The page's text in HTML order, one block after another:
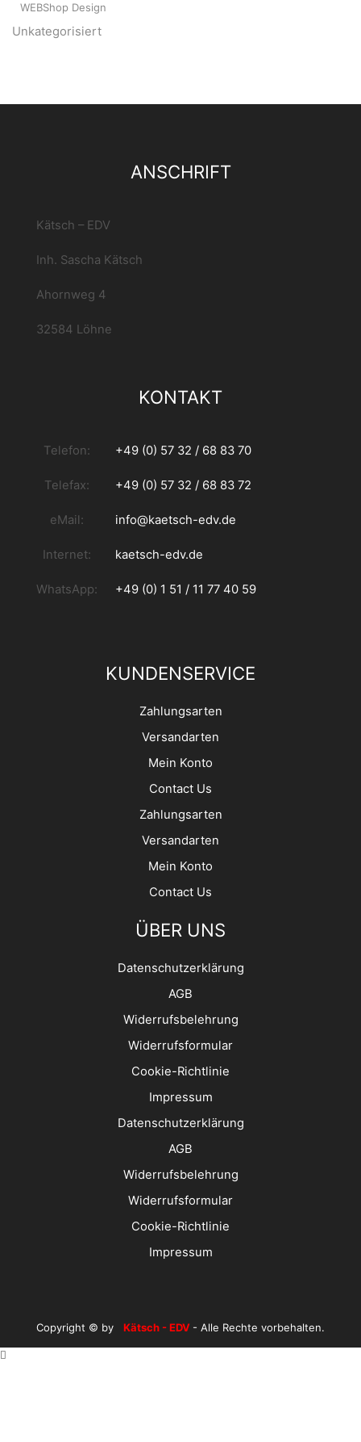
WEBShop Design
Unkategorisiert
ANSCHRIFT
Kätsch – EDV
Inh. Sascha Kätsch
Ahornweg 4
32584 Löhne
KONTAKT
Telefon: +49 (0) 57 32 / 68 83 70
Telefax: +49 (0) 57 32 / 68 83 72
eMail: info@kaetsch-edv.de
Internet: kaetsch-edv.de
WhatsApp: +49 (0) 1 51 / 11 77 40 59
KUNDENSERVICE
Zahlungsarten
Versandarten
Mein Konto
Contact Us
Zahlungsarten
Versandarten
Mein Konto
Contact Us
ÜBER UNS
Datenschutzerklärung
AGB
Widerrufsbelehrung
Widerrufsformular
Cookie-Richtlinie
Impressum
Datenschutzerklärung
AGB
Widerrufsbelehrung
Widerrufsformular
Cookie-Richtlinie
Impressum
Copyright © by Kätsch - EDV - Alle Rechte vorbehalten.